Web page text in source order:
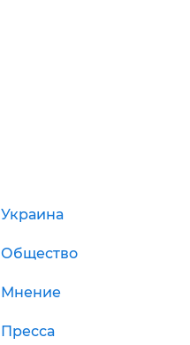
Украина
Общество
Мнение
Пресса